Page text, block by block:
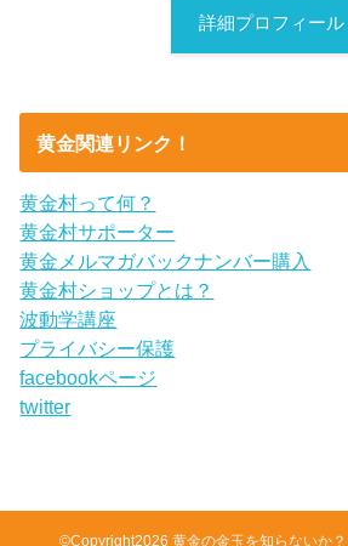
詳細プロフィール
黄金関連リンク！
黄金村って何？
黄金村サポーター
黄金メルマガバックナンバー購入
黄金村ショップとは？
波動学講座
プライバシー保護
facebookページ
twitter
©Copyright2026 黄金の金玉を知らないか？